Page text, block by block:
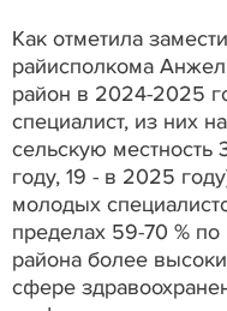
Как отметила
райисполкома
район в 2024-2025
специалист, из них
сельскую местность
году, 19 - в 2025
молодых
пределах 59-70 %
района более
сфере